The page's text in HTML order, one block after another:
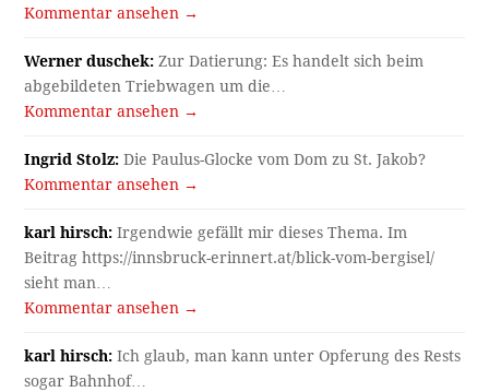
Kommentar ansehen →
Werner duschek: Zur Datierung: Es handelt sich beim
abgebildeten Triebwagen um die…
Kommentar ansehen →
Ingrid Stolz: Die Paulus-Glocke vom Dom zu St. Jakob?
Kommentar ansehen →
karl hirsch: Irgendwie gefällt mir dieses Thema. Im
Beitrag https://innsbruck-erinnert.at/blick-vom-bergisel/
sieht man…
Kommentar ansehen →
karl hirsch: Ich glaub, man kann unter Opferung des Rests
sogar Bahnhof…